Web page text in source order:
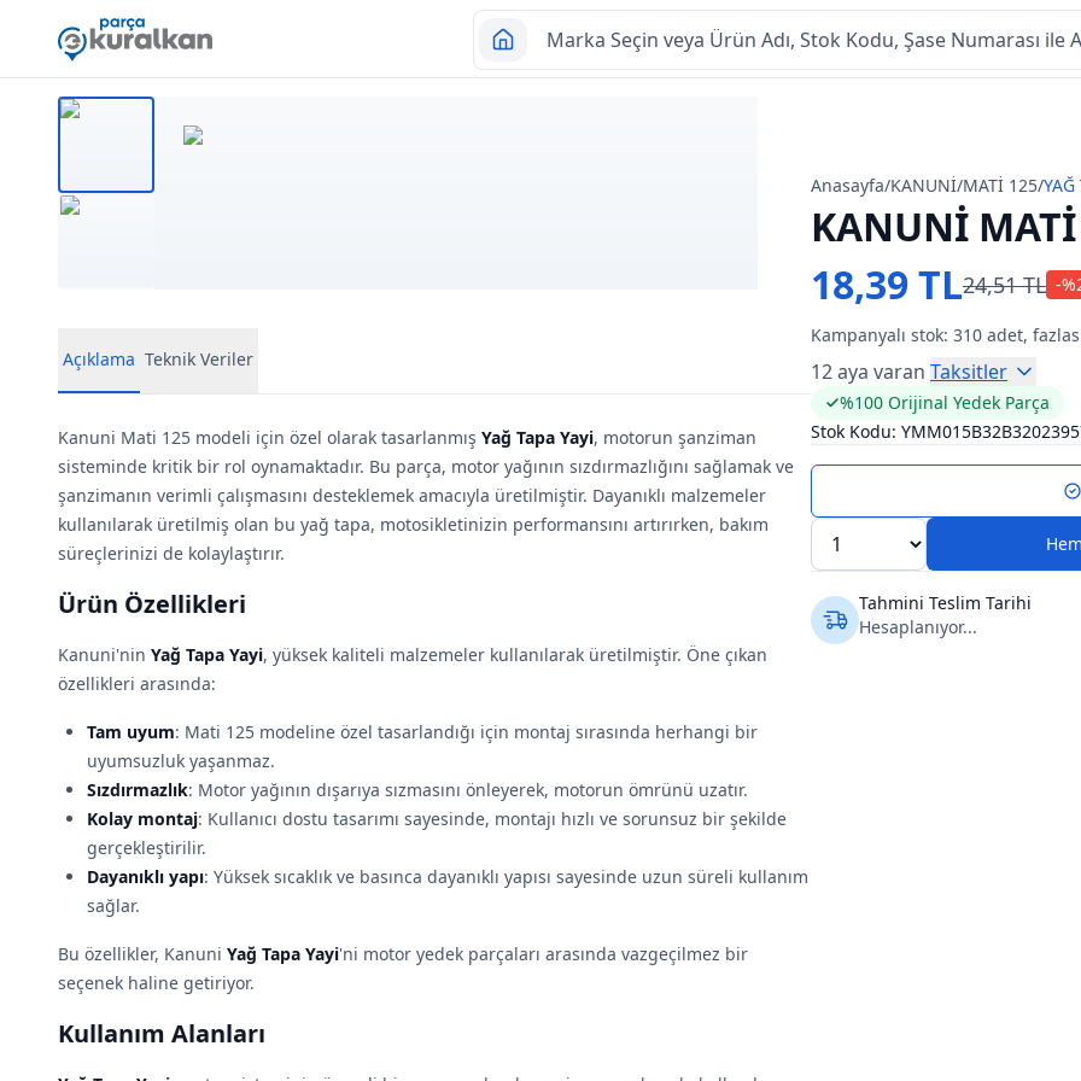
Anasayfa/KANUNİ/MATİ 125/YAĞ
KANUNİ MATİ
18,39 TL24,51 TL -%
Kampanyalı stok: 310 adet,
12 aya varan Taksitler
%100 Orijinal Yedek Parça
Stok Kodu:
Tahmini Teslim Tarihi
Hesaplanıyor...
Açıklama Teknik Veriler
Kanuni Mati 125 modeli için özel olarak tasarlanmış Yağ Tapa Yayi, motorun şanziman
sisteminde kritik bir rol oynamaktadır. Bu parça, motor yağının sızdırmazlığını sağlamak ve
şanzimanın verimli çalışmasını desteklemek amacıyla üretilmiştir. Dayanıklı malzemeler
kullanılarak üretilmiş olan bu yağ tapa, motosikletinizin performansını artırırken, bakım
süreçlerinizi de kolaylaştırır.
Ürün Özellikleri
Kanuni'nin Yağ Tapa Yayi, yüksek kaliteli malzemeler kullanılarak üretilmiştir. Öne çıkan
özellikleri arasında:
Tam uyum: Mati 125 modeline özel tasarlandığı için montaj sırasında herhangi bir
uyumsuzluk yaşanmaz.
Sızdırmazlık: Motor yağının dışarıya sızmasını önleyerek, motorun ömrünü uzatır.
Kolay montaj: Kullanıcı dostu tasarımı sayesinde, montajı hızlı ve sorunsuz bir şekilde
gerçekleştirilir.
Dayanıklı yapı: Yüksek sıcaklık ve basınca dayanıklı yapısı sayesinde uzun süreli kullanım
sağlar.
Bu özellikler, Kanuni Yağ Tapa Yayi'ni motor yedek parçaları arasında vazgeçilmez bir
seçenek haline getiriyor.
Kullanım Alanları